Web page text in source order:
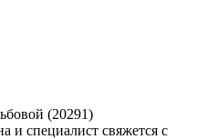
(20291)
и специалист свяжется с